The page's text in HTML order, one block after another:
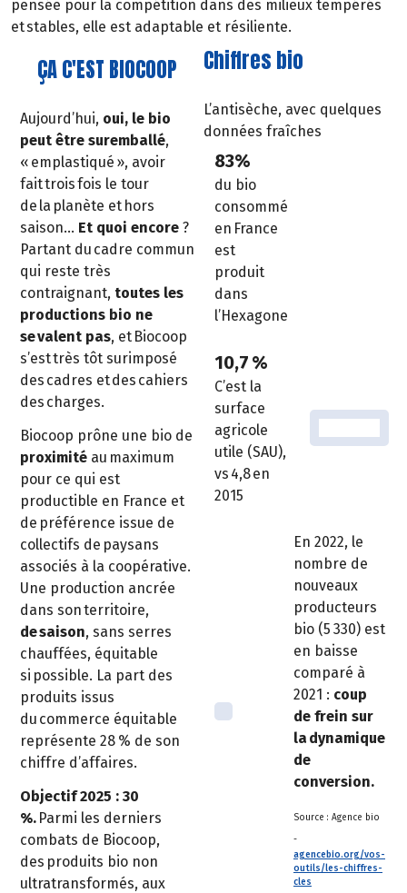
pensée pour la compétition dans des milieux tempérés
et stables, elle est adaptable et résiliente.
ÇA C'EST BIOCOOP
Aujourd’hui, oui, le bio
peut être suremballé,
« emplastiqué », avoir
fait trois fois le tour
de la planète et hors
saison… Et quoi encore ?
Partant du cadre commun
qui reste très
contraignant, toutes les
productions bio ne
se valent pas, et Biocoop
s’est très tôt surimposé
des cadres et des cahiers
des charges.
Biocoop prône une bio de
proximité au maximum
pour ce qui est
productible en France et
de préférence issue de
collectifs de paysans
associés à la coopérative.
Une production ancrée
dans son territoire,
de saison, sans serres
chauffées, équitable
si possible. La part des
produits issus
du commerce équitable
représente 28 % de son
chiffre d’affaires.
Objectif 2025 : 30
%. Parmi les derniers
combats de Biocoop,
des produits bio non
ultratransformés, aux
Chiffres bio
L’antisèche, avec quelques
données fraîches
83%
du bio
consommé
en France
est
produit
dans
l’Hexagone
10,7 %
C’est la
surface
agricole
utile (SAU),
vs 4,8 en
2015
En 2022, le
nombre de
nouveaux
producteurs
bio (5 330) est
en baisse
comparé à
2021 : coup
de frein sur
la dynamique
de
conversion.
Source : Agence bio
-
agencebio.org/vos-
outils/les-chiffres-
cles